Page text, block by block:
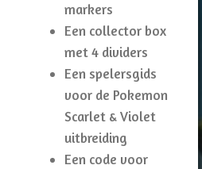
markers
Een collector box
met 4 dividers
Een spelersgids
voor de Pokemon
Scarlet & Violet
uitbreiding
Een code voor